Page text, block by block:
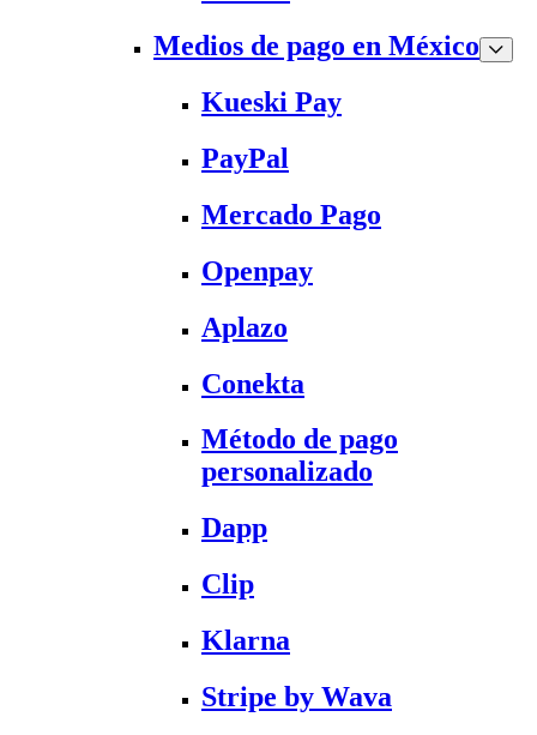
Medios de pago en México
Kueski Pay
PayPal
Mercado Pago
Openpay
Aplazo
Conekta
Método de pago
personalizado
Dapp
Clip
Klarna
Stripe by Wava